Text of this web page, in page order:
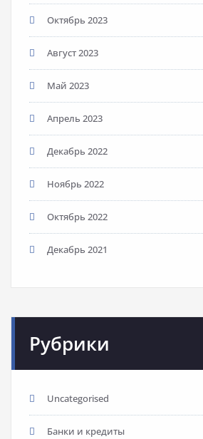
Октябрь 2023
Август 2023
Май 2023
Апрель 2023
Декабрь 2022
Ноябрь 2022
Октябрь 2022
Декабрь 2021
Рубрики
Uncategorised
Банки и кредиты